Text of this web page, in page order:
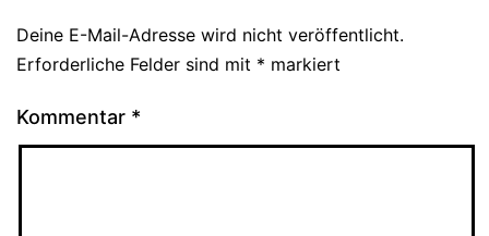
Deine E-Mail-Adresse wird nicht veröffentlicht.
Erforderliche Felder sind mit * markiert
Kommentar *